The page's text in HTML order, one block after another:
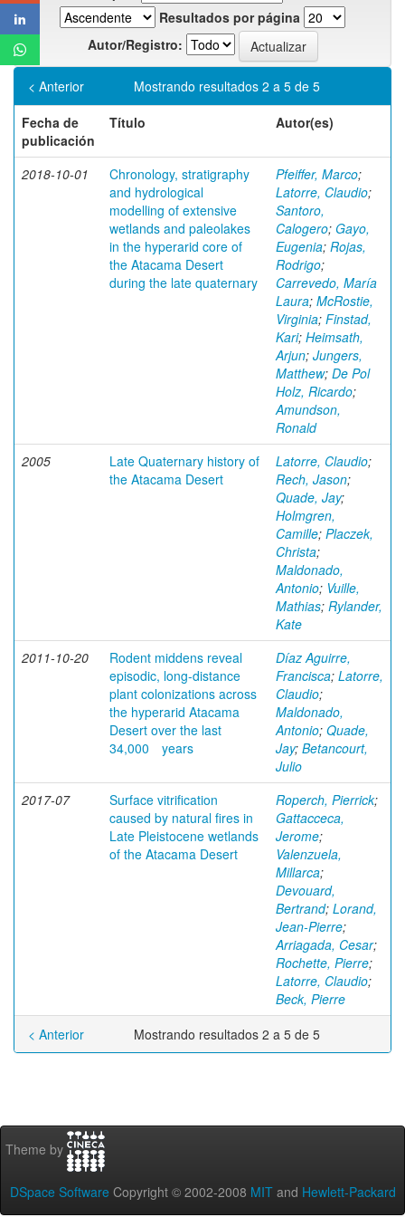
Resultados por página
Autor/Registro:
Mostrando resultados 2 a 5 de 5
< Anterior
Fecha de
publicación
Título Autor(es)
2018-10-01
Chronology, stratigraphy
and hydrological
modelling of extensive
wetlands and paleolakes
in the hyperarid core of
the Atacama Desert
during the late quaternary
Pfeiffer, Marco;
Latorre, Claudio;
Santoro,
Calogero; Gayo,
Eugenia; Rojas,
Rodrigo;
Carrevedo, María
Laura; McRostie,
Virginia; Finstad,
Kari; Heimsath,
Arjun; Jungers,
Matthew; De Pol
Holz, Ricardo;
Amundson,
Ronald
2005
Late Quaternary history of
the Atacama Desert
Latorre, Claudio;
Rech, Jason;
Quade, Jay;
Holmgren,
Camille; Placzek,
Christa;
Maldonado,
Antonio; Vuille,
Mathias; Rylander,
Kate
2011-10-20
Rodent middens reveal
episodic, long‐distance
plant colonizations across
the hyperarid Atacama
Desert over the last
34,000 years
Díaz Aguirre,
Francisca; Latorre,
Claudio;
Maldonado,
Antonio; Quade,
Jay; Betancourt,
Julio
2017-07
Surface vitrification
caused by natural fires in
Late Pleistocene wetlands
of the Atacama Desert
Roperch, Pierrick;
Gattacceca,
Jerome;
Valenzuela,
Millarca;
Devouard,
Bertrand; Lorand,
Jean-Pierre;
Arriagada, Cesar;
Rochette, Pierre;
Latorre, Claudio;
Beck, Pierre
Mostrando resultados 2 a 5 de 5
< Anterior
Theme by
DSpace Software Copyright © 2002-2008 MIT and Hewlett-Packard